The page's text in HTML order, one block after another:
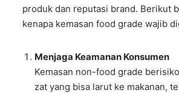
produk dan reputasi brand. Berikut
kenapa kemasan food grade wajib
Menjaga Keamanan Konsumen
Kemasan non-food grade
zat yang bisa larut ke makanan,